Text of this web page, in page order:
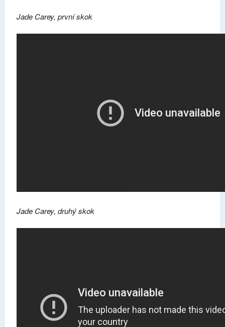
Jade Carey, první skok
Jade Carey, druhý skok